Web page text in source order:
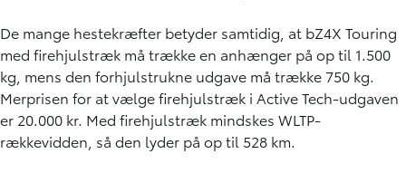
De mange hestekræfter betyder samtidig, at bZ4X Touring
med firehjulstræk må trække en anhænger på op til 1.500
kg, mens den forhjulstrukne udgave må trække 750 kg.
Merprisen for at vælge firehjulstræk i Active Tech-udgaven
er 20.000 kr. Med firehjulstræk mindskes WLTP-
rækkevidden, så den lyder på op til 528 km.